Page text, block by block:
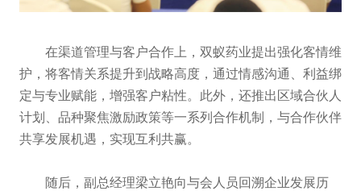
在渠道管理与客户合作上，双蚁药业提出强化客情维
护，将客情关系提升到战略高度，通过情感沟通、利益绑
定与专业赋能，增强客户粘性。此外，还推出区域合伙人
计划、品种聚焦激励政策等一系列合作机制，与合作伙伴
共享发展机遇，实现互利共赢。
随后，副总经理梁立艳向与会人员回溯企业发展历